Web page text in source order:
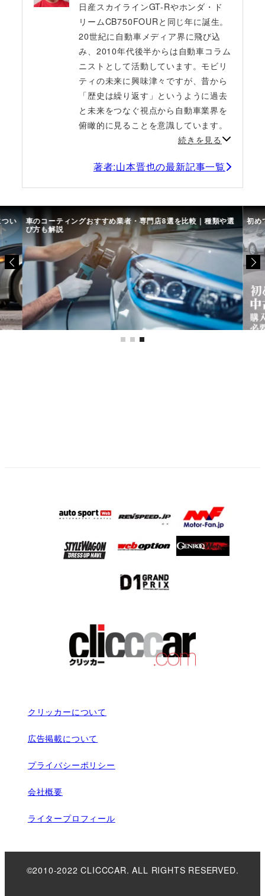
日産スカイラインGT-Rやホンダ・ド
リームCB750FOURと同じ年に誕生。
20世紀に自動車メディア界に飛び込
み、2010年代後半からは自動車コラム
ニストとして活動しています。モビリ
ティの未来に興味津々ですが、昔から
「歴史は繰り返す」というように過去
と未来をつなぐ視点から自動車業界を
俯瞰的に見ることを意識しています。
続きを見る
著者:山本晋也の最新記事一覧
い 車のコーティングおすすめ業者・専門店8選を比較｜種類や選
び方も解説
初め
クリッカーについて
広告掲載について
プライバシーポリシー
会社概要
ライタープロフィール
©2010-2022 CLICCCAR. ALL RIGHTS RESERVED.